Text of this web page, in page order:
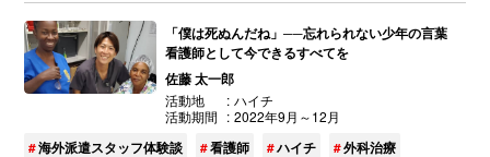
「僕は死ぬんだね」──忘れられない少年の言葉
看護師として今できるすべてを
佐藤 太一郎
活動地
ハイチ
活動期間
2022年9月～12月
海外派遣スタッフ体験談 看護師 ハイチ 外科治療